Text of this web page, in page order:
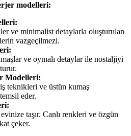
modelleri:
ve minimalist detaylarla oluşturulan
vazgeçilmezi.
ve oymalı detaylar ile nostaljiyi
Modelleri:
teknikleri ve üstün kumaş
eder.
evinize taşır. Canlı renkleri ve özgün
çeker.